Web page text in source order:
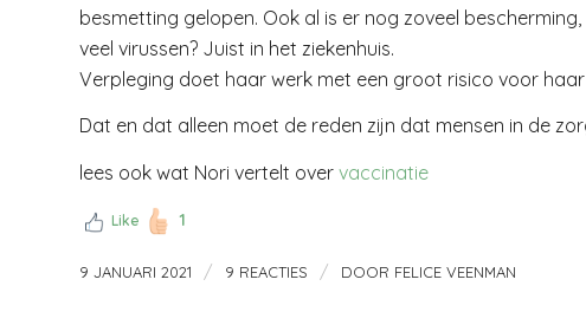
besmetting gelopen. Ook al is er nog zoveel
veel virussen? Juist in het ziekenhuis.
Verpleging doet haar werk met een groot risico voor
Dat en dat alleen moet de reden zijn dat mensen in de
lees ook wat Nori vertelt over vaccinatie
Like 1
9 JANUARI 2021 / 9 REACTIES / DOOR FELICE VEENMAN